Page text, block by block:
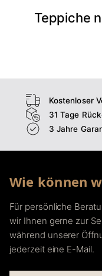
Teppiche
Wohnzimmer
Kostenloser
31 Tage
3 Jahre
Wie können
Für persönliche
wir Ihnen gerne zur
während unserer
jederzeit eine E-Mail.